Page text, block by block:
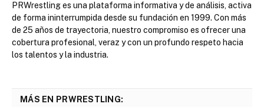
PRWrestling es una plataforma informativa y de análisis, activa
de forma ininterrumpida desde su fundación en 1999. Con más
de 25 años de trayectoria, nuestro compromiso es ofrecer una
cobertura profesional, veraz y con un profundo respeto hacia
los talentos y la industria.
MÁS EN PRWRESTLING: